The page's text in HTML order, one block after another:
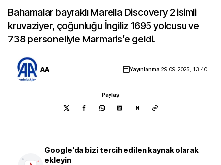
Bahamalar bayraklı Marella Discovery 2 isimli
kruvaziyer, çoğunluğu İngiliz 1695 yolcusu ve
738 personeliyle Marmaris’e geldi.
AA Yayınlanma 29.09.2025, 13:40
Paylaş
N
Google'da bizi tercih edilen kaynak olarak
ekleyin